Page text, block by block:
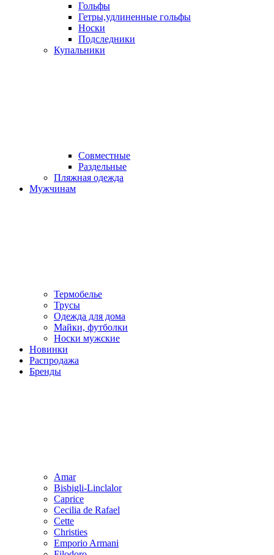
Гольфы
Гетры,удлиненные гольфы
Носки
Подследники
Купальники
Совместные
Раздельные
Пляжная одежда
Мужчинам
Термобелье
Трусы
Одежда для дома
Майки, футболки
Носки мужские
Новинки
Распродажа
Бренды
Amar
Bisbigli-Linclalor
Caprice
Cecilia de Rafael
Cette
Christies
Emporio Armani